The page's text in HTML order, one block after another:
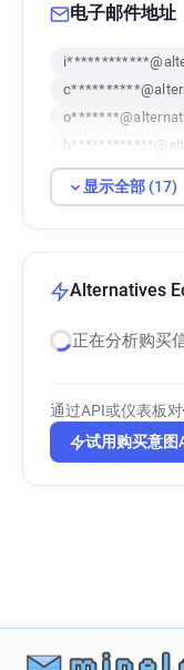
电子邮件地址
显示全部 (17)
Alternatives
正在分析购买
通过API或仪表板对
试用购买意图